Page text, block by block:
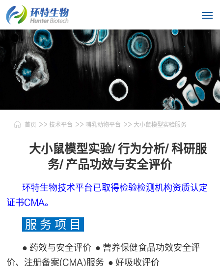
首页 >> 技术平台 >> 哺乳动物平台 >> 大小鼠模型实验服务
大小鼠模型实验/ 行为分析/ 科研服
务/ 产品功效与安全评价
环特生物技术平台已取得检验检测机构资质认定
证书CMA。
服 务 项 目
● 药效与安全评价 ● 营养保健食品功效安全评
价、注册备案(CMA)服务 ● 好吸收评价